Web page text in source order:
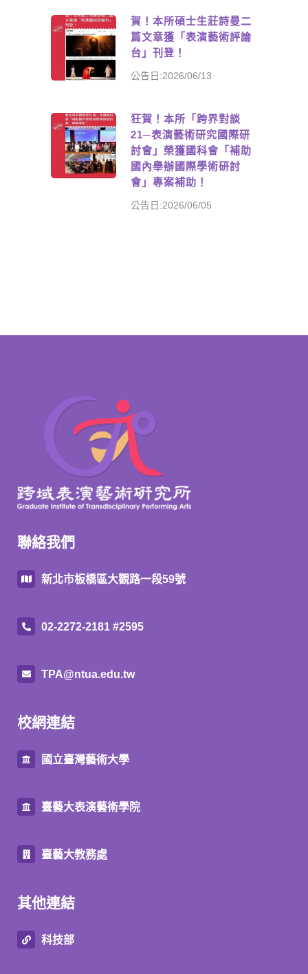
賀！本所碩士生莊詩曼二
篇文章獲「表演藝術評論
台」刊登！
公告日:2026/06/13
狂賀！本所「跨界對談
21─表演藝術研究國際研
討會」榮獲國科會「補助
國內舉辦國際學術研討
會」專案補助！
公告日:2026/06/05
聯絡我們
新北市板橋區大觀路一段59號
02-2272-2181 #2595
TPA@ntua.edu.tw
校網連結
國立臺灣藝術大學
臺藝大表演藝術學院
臺藝大教務處
其他連結
科技部